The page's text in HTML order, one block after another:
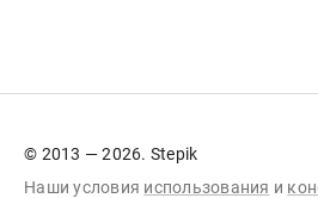
© 2013 — 2026. Stepik
Наши условия использования и